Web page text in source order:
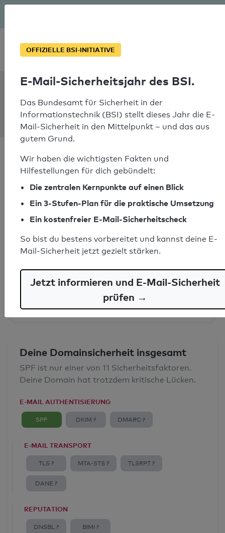
Soforthilfe bei Notfällen
wassersportverein-
worms.de.
SPF-Check bestanden
Ihr SPF-Record Prüfergebnis
SPF-Record gefunden
Syntaxprüfung: 0 Fehler
E-Mail-Spoofingschutz: Gut
Deine Domainsicherheit insgesamt
SPF ist nur einer von 11 Sicherheitsfaktoren.
Deine Domain hat trotzdem kritische Lücken.
E-MAIL AUTHENTISIERUNG
SPF DKIM ? DMARC ?
E-MAIL TRANSPORT
TLS ? MTA-STS ? TLSRPT ?
DANE ?
REPUTATION
DNSBL ? BIMI ?
OFFIZIELLE BSI-INITIATIVE
E-Mail-Sicherheitsjahr des BSI.
Das Bundesamt für Sicherheit in der
Informationstechnik (BSI) stellt dieses Jahr die E-
Mail-Sicherheit in den Mittelpunkt – und das aus
gutem Grund.
Wir haben die wichtigsten Fakten und
Hilfestellungen für dich gebündelt:
Die zentralen Kernpunkte auf einen Blick
Ein 3-Stufen-Plan für die praktische Umsetzung
Ein kostenfreier E-Mail-Sicherheitscheck
So bist du bestens vorbereitet und kannst deine E-
Mail-Sicherheit jetzt gezielt stärken.
Jetzt informieren und E-Mail-Sicherheit
prüfen →